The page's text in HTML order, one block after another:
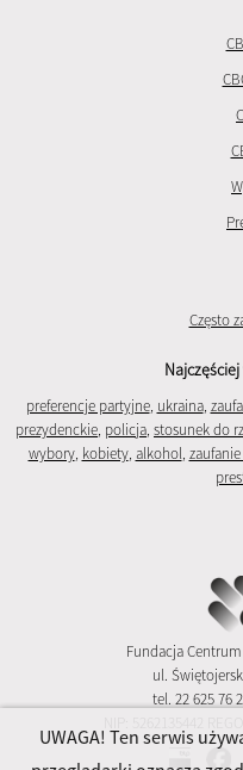
UWAGA! Ten serwis
Często
preferencje partyjne, ukraina,
prezydenckie, policja, stosunek do
wybory, kobiety, alkohol,
Fundacja
ul.
tel. 22 625 76